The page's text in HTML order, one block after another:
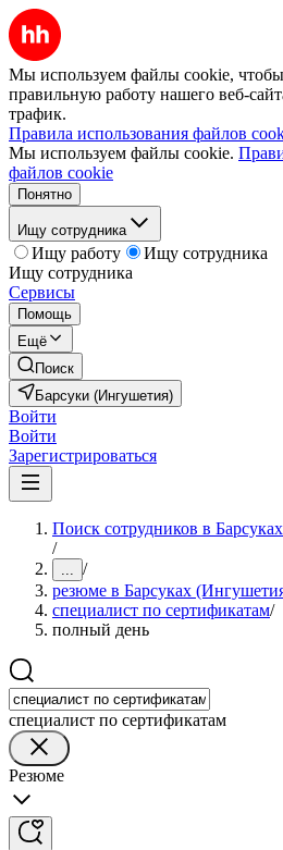
Мы используем файлы cookie, чтобы
правильную работу нашего веб-
трафик.
Правила использования файлов
Мы используем файлы cookie.
файлов cookie
Понятно
Ищу сотрудника
Ищу работу
Ищу сотрудника
Ищу сотрудника
Сервисы
Помощь
Ещё
Поиск
Барсуки (Ингушетия)
Войти
Войти
Зарегистрироваться
Поиск сотрудников в
/
... /
резюме в Барсуках
специалист по сертификатам/
полный день
специалист по сертификатам
Резюме